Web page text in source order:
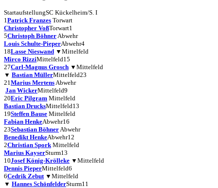
StartaufstellungSC Kückelheim/S. I
1Patrick Franzes Torwart
Christopher VoßTorwart1
5Christoph BöhnerAbwehr
Louis Schulte-PieperAbwehr4
18Lasse Nieswand ▼ Mittelfeld
Mirco RizziMittelfeld15
27Carl-Magnus Grosch ▼ Mittelfeld
▼ Bastian MüllerMittelfeld23
21Marius MertensAbwehr
Jan WickerMittelfeld9
20Eric Pilgram Mittelfeld
Bastian DrucksMittelfeld13
19Steffen Bause Mittelfeld
Fabian HenkeAbwehr16
23Sebastian BöhnerAbwehr
Benedikt HenkeAbwehr12
2Christian Spork Mittelfeld
Marius KayserSturm13
10Josef König-Krölleke ▼ Mittelfeld
Dennis PieperMittelfeld6
6Cedrik Zebut ▼ Mittelfeld
▼ Hannes SchönfelderSturm11